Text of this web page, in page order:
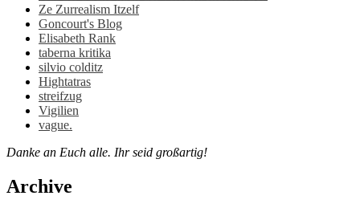
Ze Zurrealism Itzelf
Goncourt's Blog
Elisabeth Rank
taberna kritika
silvio colditz
Hightatras
streifzug
Vigilien
vague.
Danke an Euch alle. Ihr seid großartig!
Archive